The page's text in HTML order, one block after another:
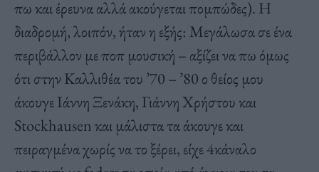
πω και έρευνα αλλά ακούγεται πομπώδες). Η
διαδρομή, λοιπόν, ήταν η εξής: Μεγάλωσα σε ένα
περιβάλλον με ποπ μουσική – αξίζει να πω όμως
ότι στην Καλλιθέα του ’70 – ’80 ο θείος μου
άκουγε Ιάννη Ξενάκη, Γιάννη Χρήστου και
Stockhausen και μάλιστα τα άκουγε και
πειραγμένα χωρίς να το ξέρει, είχε 4κάναλο